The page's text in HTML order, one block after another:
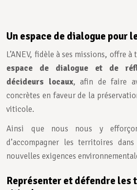
Un espace de dialogue pour
L’ANEV, fidèle à ses missions, offre
espace de dialogue et de
décideurs locaux, afin de faire
concrètes en faveur de la
viticole.
Ainsi que nous nous y
d’accompagner les territoires
nouvelles exigences
Représenter et défendre